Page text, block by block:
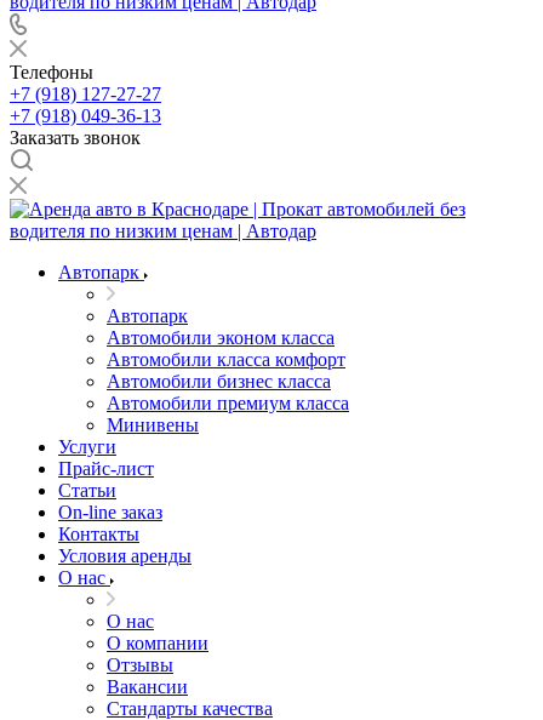
Телефоны
+7 (918) 127-27-27
+7 (918) 049-36-13
Заказать звонок
Автопарк
Автопарк
Автомобили эконом класса
Автомобили класса комфорт
Автомобили бизнес класса
Автомобили премиум класса
Минивены
Услуги
Прайс-лист
Статьи
On-line заказ
Контакты
Условия аренды
О нас
О нас
О компании
Отзывы
Вакансии
Стандарты качества